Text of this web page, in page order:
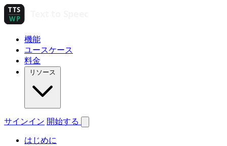
機能
ユースケース
料金
リソース
サインイン 開始する
はじめに